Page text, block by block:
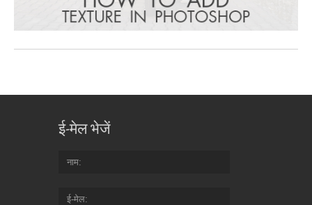
ई-मेल भेजें
नाम
ई-मेल